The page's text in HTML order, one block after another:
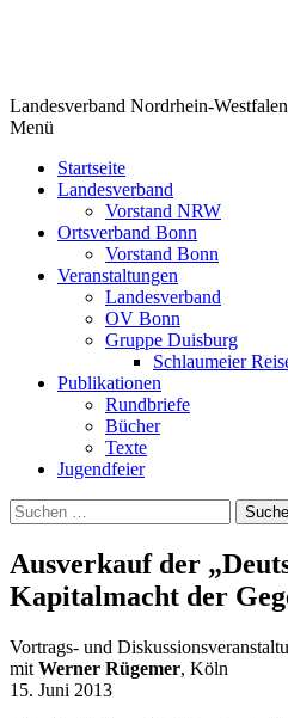
Landesverband Nordrhein-Westfalen
Menü
Startseite
Landesverband
Vorstand NRW
Ortsverband Bonn
Vorstand Bonn
Veranstaltungen
Landesverband
OV Bonn
Gruppe Duisburg
Schlaumeier
Publikationen
Rundbriefe
Bücher
Texte
Jugendfeier
Suchen
nach:
Ausverkauf der
Kapitalmacht der
Vortrags- und
mit Werner Rügemer, Köln
15. Juni 2013